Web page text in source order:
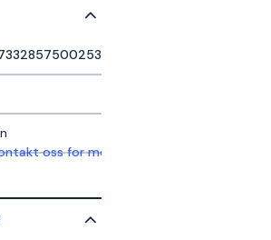
oss for mer informasjon